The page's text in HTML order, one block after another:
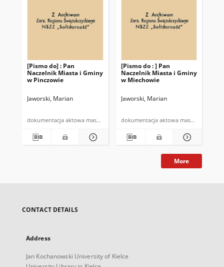
[Pismo do] : Pan
Naczelnik Miasta i Gminy
w Pinczowie
Jaworski, Marian
dokumentacja aktowa maszynopis
[Pismo do : ] Pan
Naczelnik Miasta i Gminy
w Miechowie
Jaworski, Marian
dokumentacja aktowa maszynopis
More
CONTACT DETAILS
Address
Jan Kochanowski University of Kielce